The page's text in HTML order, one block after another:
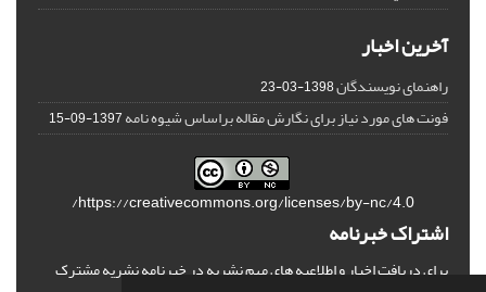
آخرین اخبار
راهنمای نویسندگان1398-03-23
فونت های مورد نیاز برای نگارش مقاله براساس شیوه نامه1397-09-15
https://creativecommons.org/licenses/by-nc/4.0/
اشتراک خبرنامه
برای دریافت اخبار و اطلاعیه های مهم نشریه در خبرنامه نشریه مشترک